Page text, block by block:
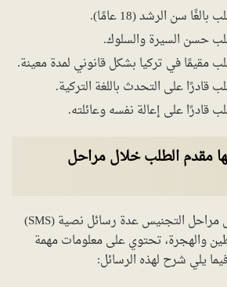
سن الرشد (18 عامًا).
حسن السيرة والسلوك.
مقيمًا في تركيا بشكل قانوني لمدة معينة.
قادرًا على التحدث باللغة التركية.
قادرًا على إعالة نفسه وعائلته.
مقدم الطلب خلال مراحل
يتلقى مقدم الطلب خلال مراحل التجنيس عدة رسائل نصية (SMS)
والهجرة، تحتوي على معلومات مهمة
يلي شرح لهذه الرسائل: